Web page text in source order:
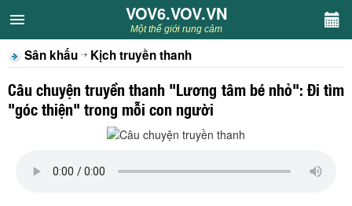
VOV6.VOV.VN
CHUYÊN MỤC
Khách VOV6
VOV6.VOV.VN
Một thế giới rung cảm
Sân khấu Kịch truyền thanh
Câu chuyện truyền thanh "Lương tâm bé nhỏ": Đi tìm
"góc thiện" trong mỗi con người